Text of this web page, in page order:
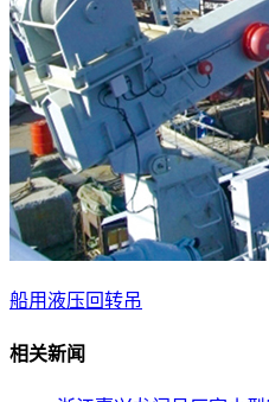
船用液压回转吊
相关新闻